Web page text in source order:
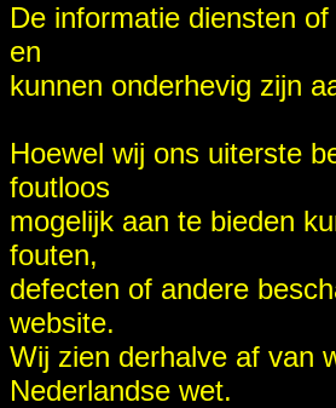
De informatie diensten
en
kunnen onderhevig zijn
Hoewel wij ons uiterste
foutloos
mogelijk aan te bieden
fouten,
defecten of andere
website.
Wij zien derhalve af van
Nederlandse wet.